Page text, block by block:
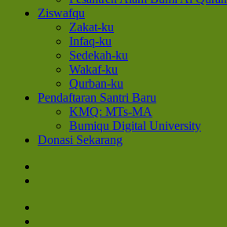
Ziswafqu
Zakat-ku
Infaq-ku
Sedekah-ku
Wakaf-ku
Qurban-ku
Pendaftaran Santri Baru
KMQ: MTs-MA
Bumiqu Digital University
Donasi Sekarang